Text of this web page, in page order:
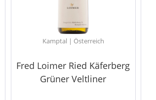
Kamptal | Österreich
Fred Loimer Ried Käferberg
Grüner Veltliner